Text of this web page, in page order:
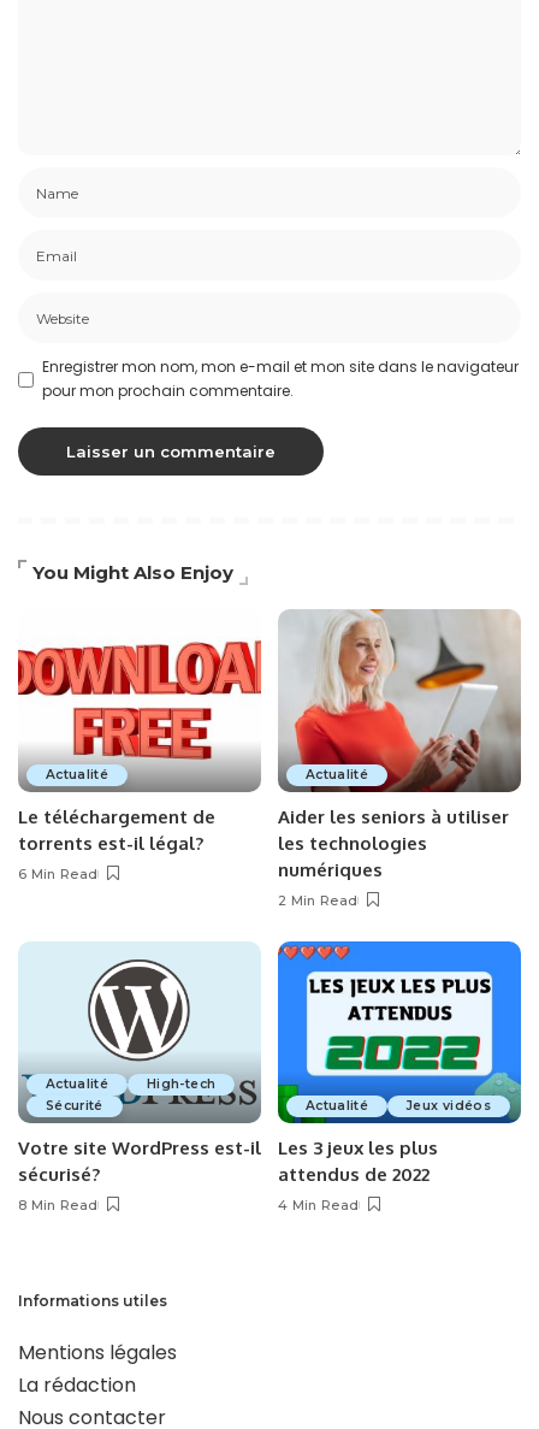
Enregistrer mon nom, mon e-mail et mon site dans le navigateur
pour mon prochain commentaire.
You Might Also Enjoy
Actualité
Le téléchargement de
torrents est-il légal?
6 Min Read
Actualité
Aider les seniors à utiliser
les technologies
numériques
2 Min Read
Actualité
High-tech
Sécurité
Votre site WordPress est-il
sécurisé?
8 Min Read
Actualité Jeux vidéos
Les 3 jeux les plus
attendus de 2022
4 Min Read
Informations utiles
Mentions légales
La rédaction
Nous contacter